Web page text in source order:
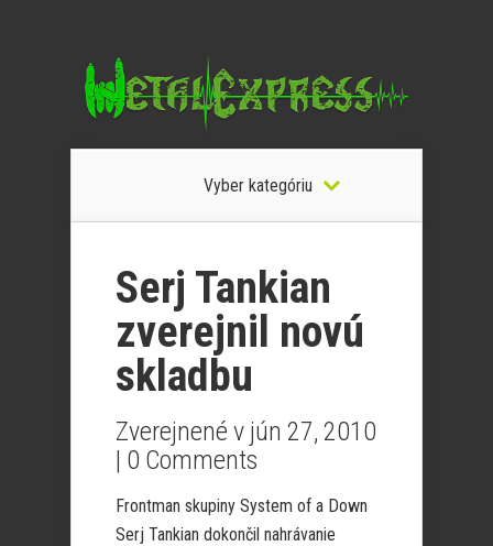
Vyber kategóriu
Serj Tankian
zverejnil novú
skladbu
Zverejnené v jún 27, 2010
| 0 Comments
Frontman skupiny System of a Down
Serj Tankian dokončil nahrávanie